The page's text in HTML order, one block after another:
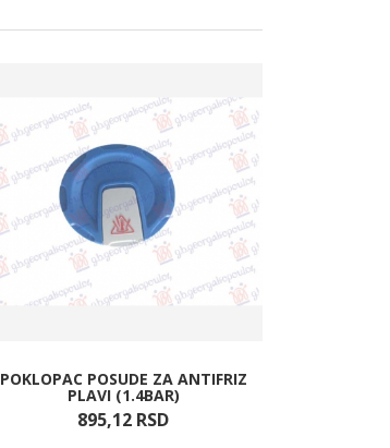
POKLOPAC POSUDE ZA ANTIFRIZ
PLAVI (1.4BAR)
895,12 RSD